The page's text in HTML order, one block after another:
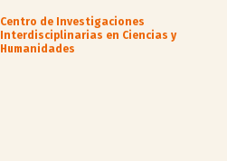
Centro de Investigaciones
Interdisciplinarias en Ciencias y
Humanidades